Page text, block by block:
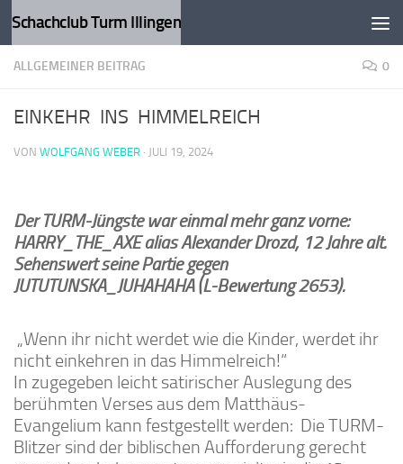
Zum Inhalt springen
Schachclub Turm Illingen
ALLGEMEINER BEITRAG 0
EINKEHR INS HIMMELREICH
VON WOLFGANG WEBER · JULI 19, 2024
Der TURM-Jüngste war einmal mehr ganz vorne:
HARRY_THE_AXE alias Alexander Drozd, 12 Jahre alt.
Sehenswert seine Partie gegen
JUTUTUNSKA_JUHAHAHA (L-Bewertung 2653).
„Wenn ihr nicht werdet wie die Kinder, werdet ihr
nicht einkehren in das Himmelreich!“
In zugegeben leicht satirischer Auslegung des
berühmten Verses aus dem Matthäus-
Evangelium kann festgestellt werden: Die TURM-
Blitzer sind der biblischen Aufforderung gerecht